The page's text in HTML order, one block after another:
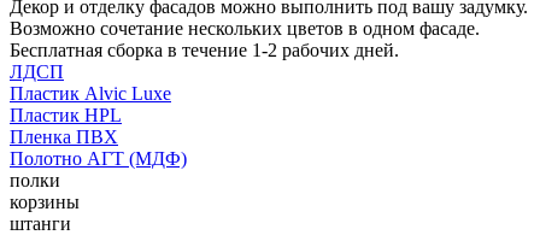
Декор и отделку фасадов можно выполнить под вашу задумку.
Возможно сочетание нескольких цветов в одном фасаде.
Бесплатная сборка в течение 1-2 рабочих дней.
ЛДСП
Пластик Alvic Luxe
Пластик HPL
Пленка ПВХ
Полотно АГТ (МДФ)
полки
корзины
штанги